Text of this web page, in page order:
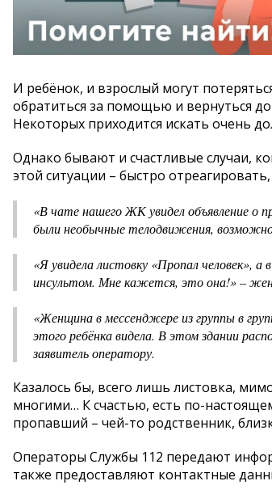
И ребёнок, и взрослый могут
обратиться за помощью и вернуться
Некоторых приходится искать очень
Однако бывают и счастливые случаи,
этой ситуации – быстро
«В чате нашего ЖК увидел объявление
были необычные телодвижения,
«Я увидела листовку «Пропал человек»,
инсультом. Мне кажется, это она!» –
«Женщина в мессенджере из группы в
этого ребёнка видела. В этом здании
заявитель оператору.
Казалось бы, всего лишь листовка,
многими… К счастью, есть по-
пропавший – чей-то родственник,
Операторы Службы 112 передают
также предоставляют контактные